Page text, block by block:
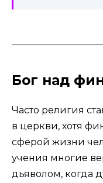
Бог над
Часто религия
в церкви, хотя
сферой жизни
учения многие
дьяволом, когда